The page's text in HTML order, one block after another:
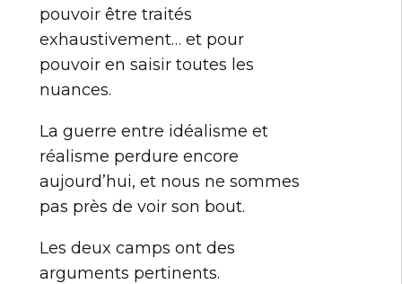
pouvoir être traités
exhaustivement… et pour
pouvoir en saisir toutes les
nuances.
La guerre entre idéalisme et
réalisme perdure encore
aujourd’hui, et nous ne sommes
pas près de voir son bout.
Les deux camps ont des
arguments pertinents.